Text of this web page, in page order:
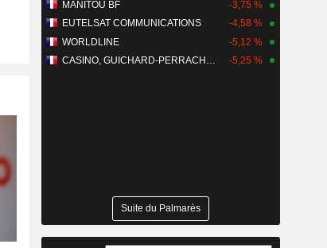
MANITOU BF
-3,75 %
EUTELSAT COMMUNICATIONS
-4,58 %
WORLDLINE
-5,12 %
-5,25 %
Suite du Palmarès